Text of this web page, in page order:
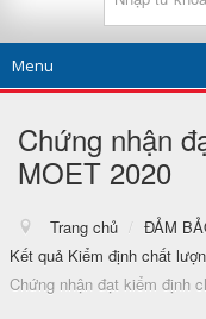
Menu
Chứng nhận
MOET 2020
Trang chủ / ĐẢM
Kết quả Kiểm định chất
Chứng nhận đạt kiểm định